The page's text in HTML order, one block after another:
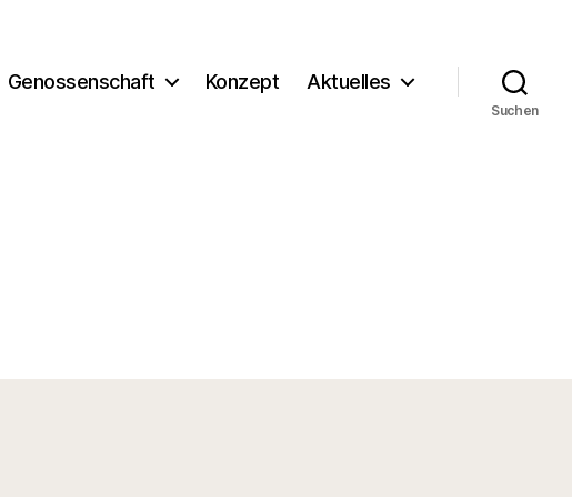
Genossenschaft Konzept Aktuelles
Suchen